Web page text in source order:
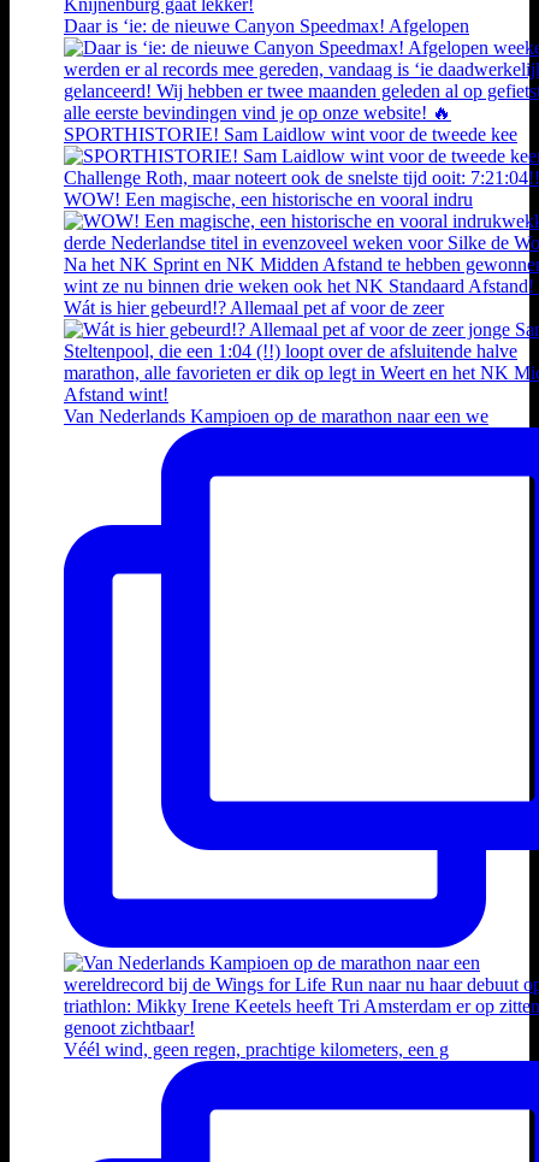
Daar is ‘ie: de nieuwe Canyon Speedmax! Afgelopen
SPORTHISTORIE! Sam Laidlow wint voor de tweede kee
WOW! Een magische, een historische en vooral indru
Wát is hier gebeurd!? Allemaal pet af voor de zeer
Van Nederlands Kampioen op de marathon naar een we
Véél wind, geen regen, prachtige kilometers, een g